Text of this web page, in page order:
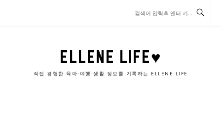
ELLENE LIFE♥
직접 경험한 육아·여행·생활 정보를 기록하는 ELLENE LIFE